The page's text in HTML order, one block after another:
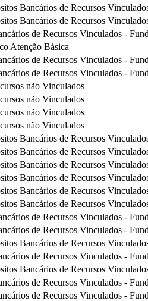
Bancários de Recursos
Bancários de Recursos
de Recursos Vinculados -
Atenção Básica
de Recursos Vinculados -
de Recursos Vinculados -
não Vinculados
não Vinculados
não Vinculados
não Vinculados
Bancários de Recursos
Bancários de Recursos
Bancários de Recursos
Bancários de Recursos
Bancários de Recursos
Bancários de Recursos
de Recursos Vinculados -
de Recursos Vinculados -
Bancários de Recursos
de Recursos Vinculados -
Bancários de Recursos
de Recursos Vinculados -
de Recursos Vinculados -